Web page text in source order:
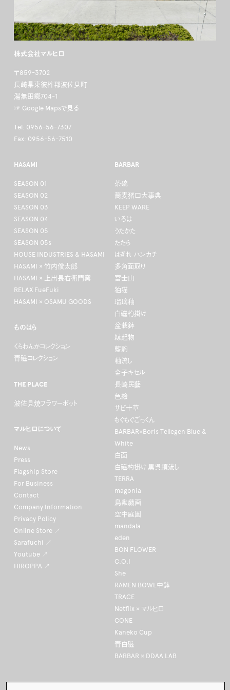
株式会社マルヒロ
〒859-3702
長崎県東彼杵郡波佐見町
湯無田郷704-1
☞ Google Mapsで見る
Tel: 0956-56-7307
Fax: 0956-56-7510
HASAMI
SEASON 01
SEASON 02
SEASON 03
SEASON 04
SEASON 05
SEASON 05s
HOUSE INDUSTRIES & HASAMI
HASAMI × 竹内俊太郎
HASAMI × 上出長右衛門窯
RELAX FueFuki
HASAMI × OSAMU GOODS
BARBAR
茶碗
蕎麦猪口大事典
KEEP WARE
いろは
うたかた
たたら
はぎれ ハンカチ
多角面取り
富士山
狛猫
瑠璃釉
白磁杓掛け
盆栽鉢
縁起物
藍駒
釉流し
金子キセル
長崎民藝
色絵
サビ十草
もぐもぐごっくん
BARBAR×Boris Tellegen Blue &
White
白面
白磁杓掛け 黒呉須流し
TERRA
magonia
鳥獣戯画
空中庭園
mandala
eden
BON FLOWER
C.O.I
She
RAMEN BOWL中鉢
TRACE
Netflix × マルヒロ
CONE
Kaneko Cup
青白磁
BARBAR × DDAA LAB
ものはら
くらわんかコレクション
青磁コレクション
THE PLACE
波佐見焼フラワーポット
マルヒロについて
News
Press
Flagship Store
For Business
Contact
Company Information
Privacy Policy
Online Store ↗
Sarafuchi ↗
Youtube ↗
HIROPPA ↗